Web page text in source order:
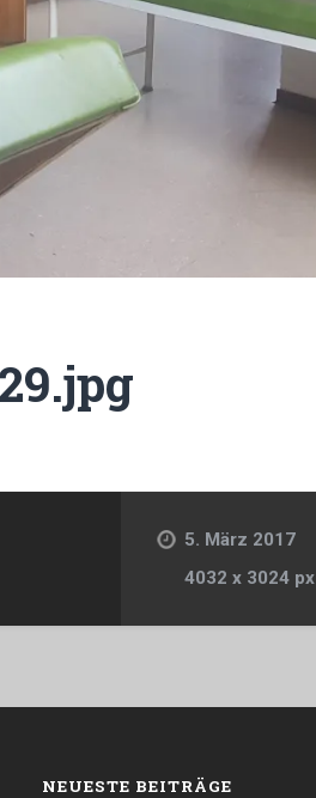
5. März 2017
4032x 3024 px
NEUESTE BEITRÄGE